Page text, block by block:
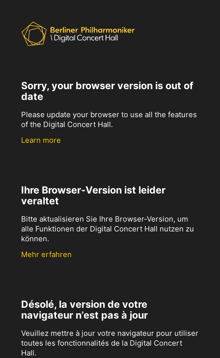
Sorry, your browser version is out of
date
Please update your browser to use all the features
of the Digital Concert Hall.
Learn more
Ihre Browser-Version ist leider
veraltet
Bitte aktualisieren Sie Ihre Browser-Version, um
alle Funktionen der Digital Concert Hall nutzen zu
können.
Mehr erfahren
Désolé, la version de votre
navigateur n’est pas à jour
Veuillez mettre à jour votre navigateur pour utiliser
toutes les fonctionnalités de la Digital Concert
Hall.